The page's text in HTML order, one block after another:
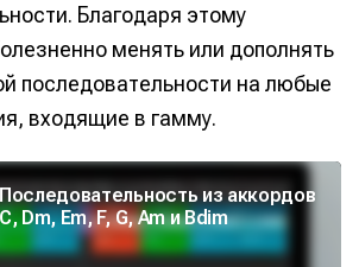
Благодаря этому
менять или дополнять
последовательности на любые
входящие в гамму.
Последовательность из аккордов
C, Dm, Em, F, G, Am и Bdim